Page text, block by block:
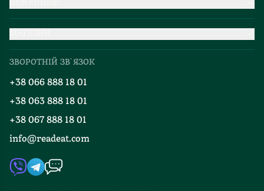
Про нас
Добірки
Блог
Події
Книгарні
Контакти
Автори
Видавництва
Партнерство
ЗВОРОТНІЙ ЗВ`ЯЗОК
+38 066 888 18 01
+38 063 888 18 01
+38 067 888 18 01
info@readeat.com